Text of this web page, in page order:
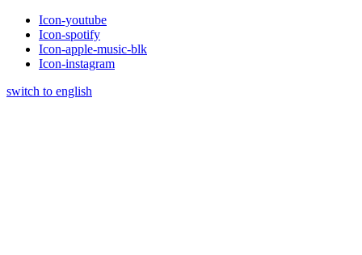
Icon-youtube
Icon-spotify
Icon-apple-music-blk
Icon-instagram
switch to english